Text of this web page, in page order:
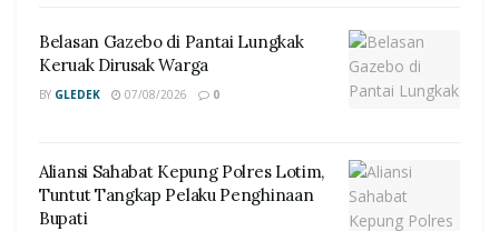
Belasan Gazebo di Pantai Lungkak
Keruak Dirusak Warga
BY GLEDEK 07/08/2026 0
Aliansi Sahabat Kepung Polres Lotim,
Tuntut Tangkap Pelaku Penghinaan
Bupati